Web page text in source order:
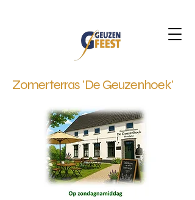
Zomerterras 'De Geuzenhoek'